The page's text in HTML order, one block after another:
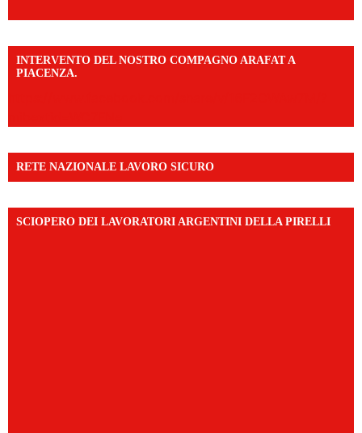
INTERVENTO DEL NOSTRO COMPAGNO ARAFAT A
PIACENZA.
RETE NAZIONALE LAVORO SICURO
SCIOPERO DEI LAVORATORI ARGENTINI DELLA PIRELLI